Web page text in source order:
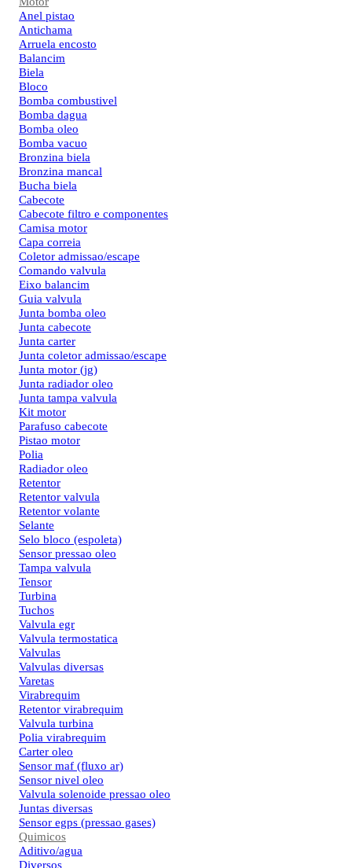
Anel pistao
Antichama
Arruela encosto
Balancim
Biela
Bloco
Bomba combustivel
Bomba dagua
Bomba oleo
Bomba vacuo
Bronzina biela
Bronzina mancal
Bucha biela
Cabecote
Cabecote filtro e componentes
Camisa motor
Capa correia
Coletor admissao/escape
Comando valvula
Eixo balancim
Guia valvula
Junta bomba oleo
Junta cabecote
Junta carter
Junta coletor admissao/escape
Junta motor (jg)
Junta radiador oleo
Junta tampa valvula
Kit motor
Parafuso cabecote
Pistao motor
Polia
Radiador oleo
Retentor
Retentor valvula
Retentor volante
Selante
Selo bloco (espoleta)
Sensor pressao oleo
Tampa valvula
Tensor
Turbina
Tuchos
Valvula egr
Valvula termostatica
Valvulas
Valvulas diversas
Varetas
Virabrequim
Retentor virabrequim
Valvula turbina
Polia virabrequim
Carter oleo
Sensor maf (fluxo ar)
Sensor nivel oleo
Valvula solenoide pressao oleo
Juntas diversas
Sensor egps (pressao gases)
Quimicos
Aditivo/agua
Diversos